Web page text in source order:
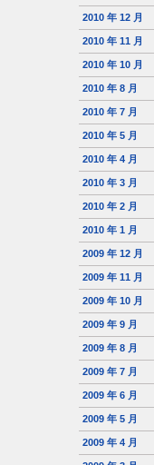
2010 年 12 月
2010 年 11 月
2010 年 10 月
2010 年 8 月
2010 年 7 月
2010 年 5 月
2010 年 4 月
2010 年 3 月
2010 年 2 月
2010 年 1 月
2009 年 12 月
2009 年 11 月
2009 年 10 月
2009 年 9 月
2009 年 8 月
2009 年 7 月
2009 年 6 月
2009 年 5 月
2009 年 4 月